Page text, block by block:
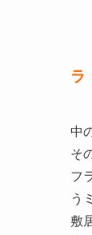
ラ
中
そ
フ
う
敷